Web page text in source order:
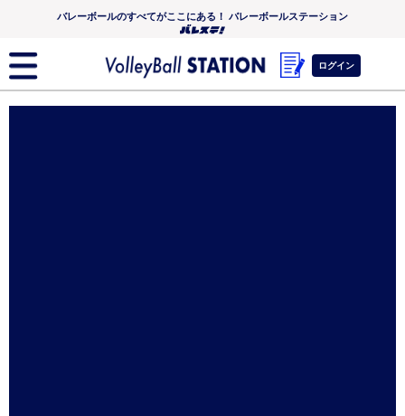
バレーボールのすべてがここにある！ バレーボールステーション
ログイン